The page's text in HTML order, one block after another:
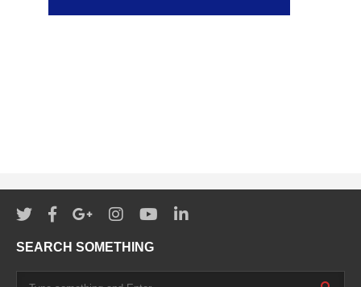
SEARCH SOMETHING